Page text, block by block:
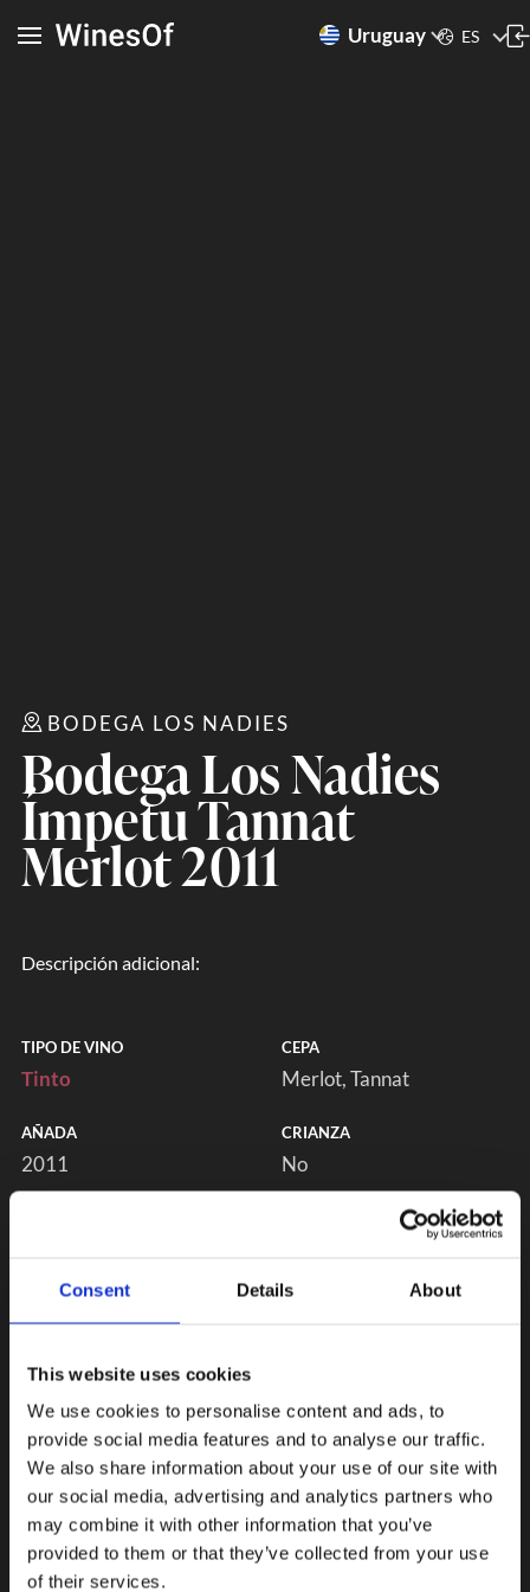
Consent Details About
This website uses cookies
We use cookies to personalise content and ads, to
provide social media features and to analyse our traffic.
We also share information about your use of our site with
our social media, advertising and analytics partners who
may combine it with other information that you’ve
provided to them or that they’ve collected from your use
of their services.
Uruguay ES
BODEGA LOS NADIES
Bodega Los Nadies
Ímpetu Tannat
Merlot 2011
Descripción adicional:
TIPO DE VINO
Tinto
CEPA
Merlot Tannat
AÑADA
2011
CRIANZA
No